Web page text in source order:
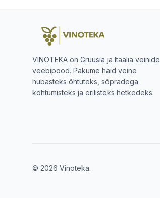
VINOTEKA on Gruusia ja Itaalia veinide
veebipood. Pakume häid veine
hubasteks õhtuteks, sõpradega
kohtumisteks ja erilisteks hetkedeks.
© 2026 Vinoteka.